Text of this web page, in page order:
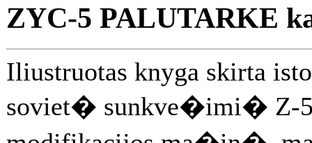
ZYC-5 PALUTARKE
Iliustruotas knyga skirta
soviet� sunkve�imi� Z-